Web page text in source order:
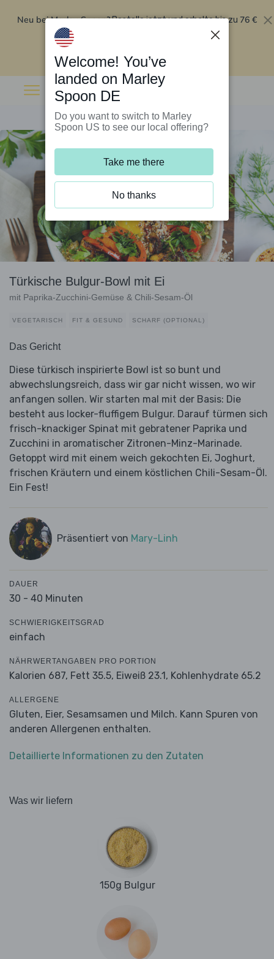
Neu bei Marley Spoon?Bestelle jetzt und erhalte bis zu 76 €
Rabatt auf deine ersten fünf Boxen
Türkische Bulgur-Bowl mit Ei
mit Paprika-Zucchini-Gemüse & Chili-Sesam-Öl
VEGETARISCH FIT & GESUND SCHARF (OPTIONAL)
Das Gericht
Diese türkisch inspirierte Bowl ist so bunt und
abwechslungsreich, dass wir gar nicht wissen, wo wir
anfangen sollen. Wir starten mal mit der Basis: Die
besteht aus locker-fluffigem Bulgur. Darauf türmen sich
frisch-knackiger Spinat mit gebratener Paprika und
Zucchini in aromatischer Zitronen-Minz-Marinade.
Getoppt wird mit einem weich gekochten Ei, Joghurt,
frischen Kräutern und einem köstlichen Chili-Sesam-Öl.
Ein Fest!
Präsentiert von Mary-Linh
DAUER
30 - 40 Minuten
SCHWIERIGKEITSGRAD
einfach
NÄHRWERTANGABEN PRO PORTION
Kalorien 687, Fett 35.5, Eiweiß 23.1, Kohlenhydrate 65.2
ALLERGENE
Gluten, Eier, Sesamsamen und Milch. Kann Spuren von
anderen Allergenen enthalten.
Detaillierte Informationen zu den Zutaten
Was wir liefern
150g Bulgur
Welcome! You’ve
landed on Marley
Spoon DE
Do you want to switch to Marley
Spoon US to see our local offering?
Take me there
No thanks